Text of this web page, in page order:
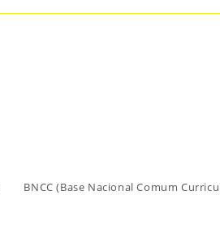
BNCC (Base Nacional Comum